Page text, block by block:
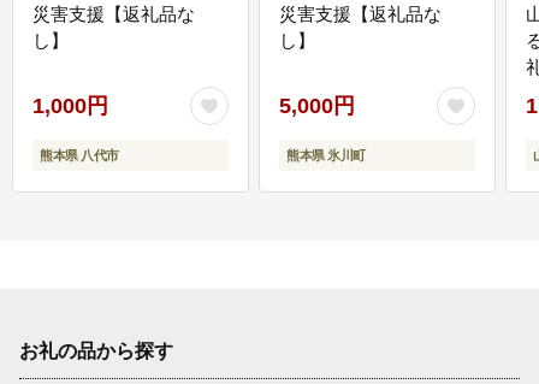
災害支援【返礼品な
し】
1,000円
熊本県 八代市
災害支援【返礼品な
し】
5,000円
熊本県 氷川町
お礼の品から探す